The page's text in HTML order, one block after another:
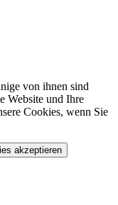
von ihnen sind
Website und Ihre
Cookies, wenn Sie
akzeptieren